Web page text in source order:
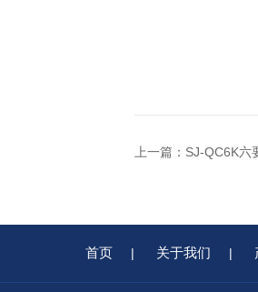
上一篇： SJ-QC6K六
首页 | 关于我们 |